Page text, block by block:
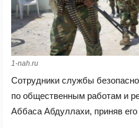
1-nah.ru
Сотрудники службы
по общественным работам и
Аббаса Абдуллахи, приняв